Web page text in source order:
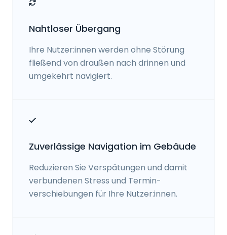
Nahtloser Übergang
Ihre Nutzer:innen werden ohne Störung
fließend von draußen nach drinnen und
umgekehrt navigiert.
Zuverlässige Navigation im Gebäude
Reduzieren Sie Verspätungen und damit
verbundenen Stress und Termin-
verschiebungen für Ihre Nutzer:innen.